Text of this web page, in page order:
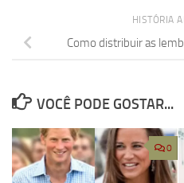
HISTÓRIA
Como distribuir as
VOCÊ PODE GOSTAR...
0